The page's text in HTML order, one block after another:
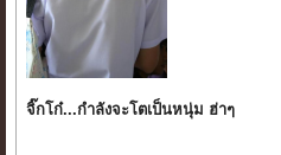
จิ๊กโก๋...กำลังจะโตเป็นหนุ่ม ฮ่าๆ